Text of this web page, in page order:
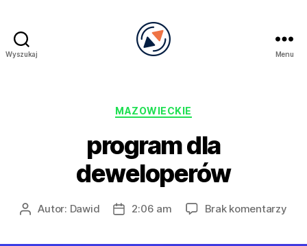
Wyszukaj Menu
Kategorie
MAZOWIECKIE
program dla
deweloperów
AutorAutor: Dawid
Data2:06 am Brak komentarzydo